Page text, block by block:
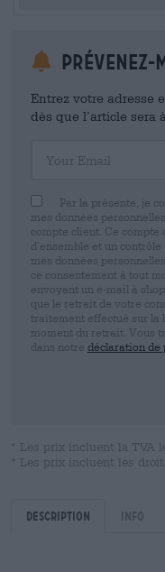
Prévenez-
Entrez votre adresse
dès que l’article sera
Par la présente, je
mes données
compte client. Ce compte
d’ensemble et un
mes données
ce consentement à tout
envoyant un e-mail à
que le retrait de votre
traitement effectué sur la
moment du retrait. Vous
dans notre déclaration de
* Les prix incluent la TVA
* Les prix incluent les
Description Info